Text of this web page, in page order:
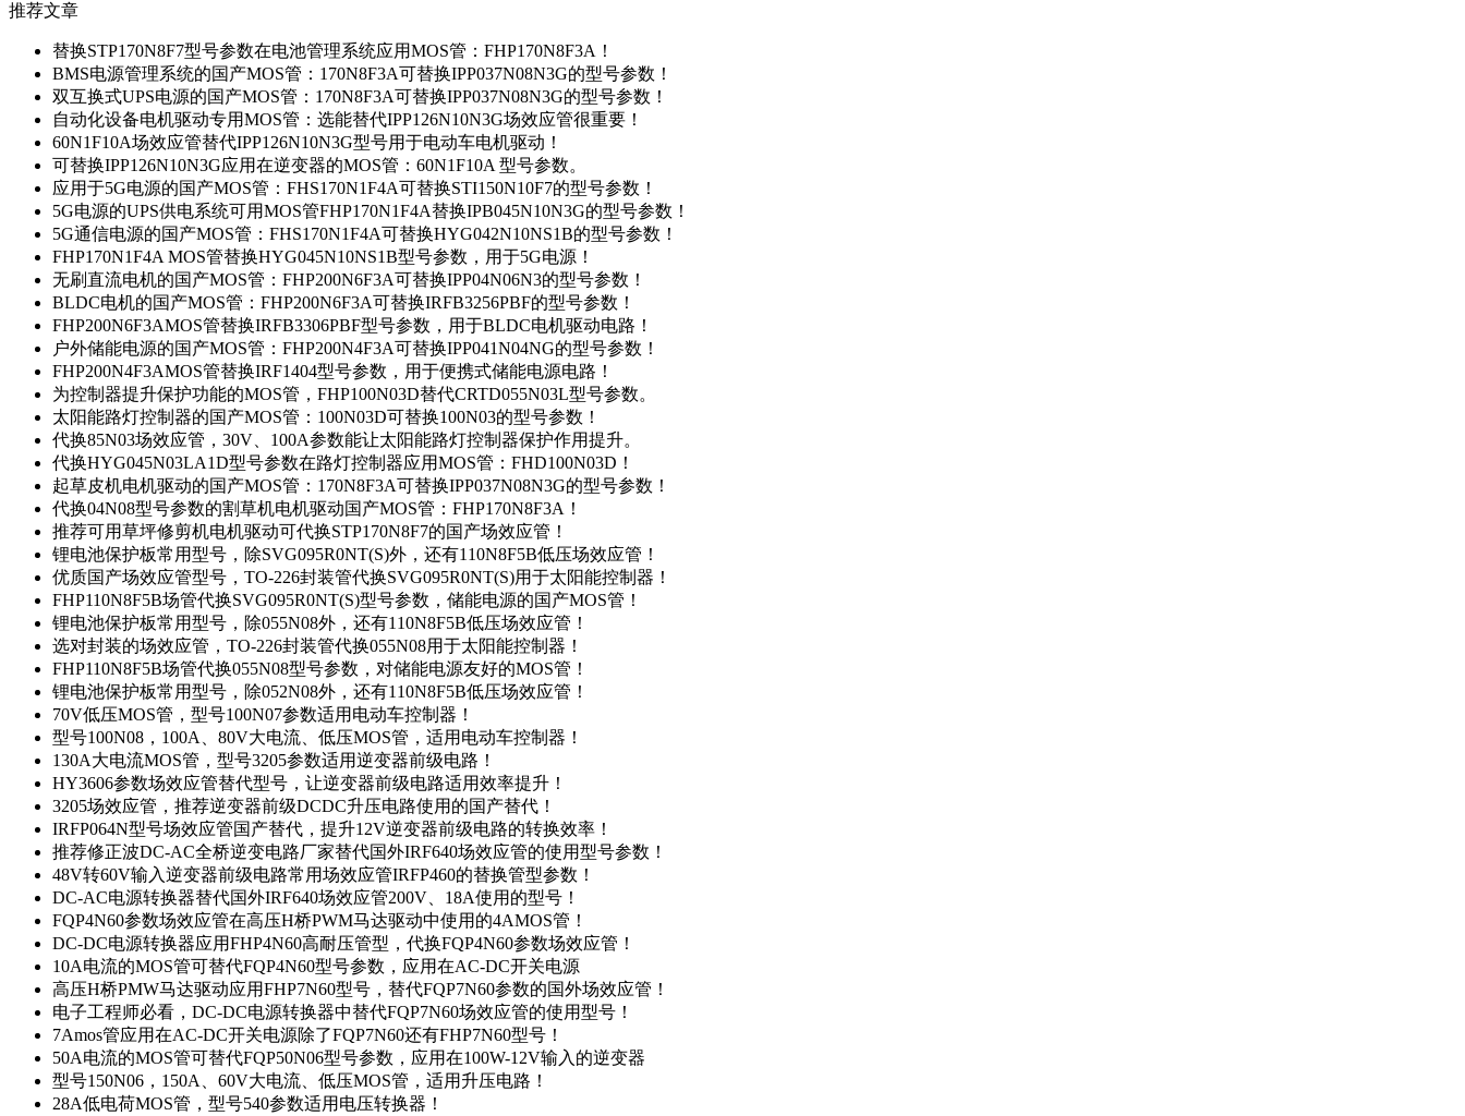
推荐文章
替换STP170N8F7型号参数在电池管理系统应用MOS管：FHP170N8F3A！
BMS电源管理系统的国产MOS管：170N8F3A可替换IPP037N08N3G的型号参数！
双互换式UPS电源的国产MOS管：170N8F3A可替换IPP037N08N3G的型号参数！
自动化设备电机驱动专用MOS管：选能替代IPP126N10N3G场效应管很重要！
60N1F10A场效应管替代IPP126N10N3G型号用于电动车电机驱动！
可替换IPP126N10N3G应用在逆变器的MOS管：60N1F10A 型号参数。
应用于5G电源的国产MOS管：FHS170N1F4A可替换STI150N10F7的型号参数！
5G电源的UPS供电系统可用MOS管FHP170N1F4A替换IPB045N10N3G的型号参数！
5G通信电源的国产MOS管：FHS170N1F4A可替换HYG042N10NS1B的型号参数！
FHP170N1F4A MOS管替换HYG045N10NS1B型号参数，用于5G电源！
无刷直流电机的国产MOS管：FHP200N6F3A可替换IPP04N06N3的型号参数！
BLDC电机的国产MOS管：FHP200N6F3A可替换IRFB3256PBF的型号参数！
FHP200N6F3AMOS管替换IRFB3306PBF型号参数，用于BLDC电机驱动电路！
户外储能电源的国产MOS管：FHP200N4F3A可替换IPP041N04NG的型号参数！
FHP200N4F3AMOS管替换IRF1404型号参数，用于便携式储能电源电路！
为控制器提升保护功能的MOS管，FHP100N03D替代CRTD055N03L型号参数。
太阳能路灯控制器的国产MOS管：100N03D可替换100N03的型号参数！
代换85N03场效应管，30V、100A参数能让太阳能路灯控制器保护作用提升。
代换HYG045N03LA1D型号参数在路灯控制器应用MOS管：FHD100N03D！
起草皮机电机驱动的国产MOS管：170N8F3A可替换IPP037N08N3G的型号参数！
代换04N08型号参数的割草机电机驱动国产MOS管：FHP170N8F3A！
推荐可用草坪修剪机电机驱动可代换STP170N8F7的国产场效应管！
锂电池保护板常用型号，除SVG095R0NT(S)外，还有110N8F5B低压场效应管！
优质国产场效应管型号，TO-226封装管代换SVG095R0NT(S)用于太阳能控制器！
FHP110N8F5B场管代换SVG095R0NT(S)型号参数，储能电源的国产MOS管！
锂电池保护板常用型号，除055N08外，还有110N8F5B低压场效应管！
选对封装的场效应管，TO-226封装管代换055N08用于太阳能控制器！
FHP110N8F5B场管代换055N08型号参数，对储能电源友好的MOS管！
锂电池保护板常用型号，除052N08外，还有110N8F5B低压场效应管！
70V低压MOS管，型号100N07参数适用电动车控制器！
型号100N08，100A、80V大电流、低压MOS管，适用电动车控制器！
130A大电流MOS管，型号3205参数适用逆变器前级电路！
HY3606参数场效应管替代型号，让逆变器前级电路适用效率提升！
3205场效应管，推荐逆变器前级DCDC升压电路使用的国产替代！
IRFP064N型号场效应管国产替代，提升12V逆变器前级电路的转换效率！
推荐修正波DC-AC全桥逆变电路厂家替代国外IRF640场效应管的使用型号参数！
48V转60V输入逆变器前级电路常用场效应管IRFP460的替换管型参数！
DC-AC电源转换器替代国外IRF640场效应管200V、18A使用的型号！
FQP4N60参数场效应管在高压H桥PWM马达驱动中使用的4AMOS管！
DC-DC电源转换器应用FHP4N60高耐压管型，代换FQP4N60参数场效应管！
10A电流的MOS管可替代FQP4N60型号参数，应用在AC-DC开关电源
高压H桥PMW马达驱动应用FHP7N60型号，替代FQP7N60参数的国外场效应管！
电子工程师必看，DC-DC电源转换器中替代FQP7N60场效应管的使用型号！
7Amos管应用在AC-DC开关电源除了FQP7N60还有FHP7N60型号！
50A电流的MOS管可替代FQP50N06型号参数，应用在100W-12V输入的逆变器
型号150N06，150A、60V大电流、低压MOS管，适用升压电路！
28A低电荷MOS管，型号540参数适用电压转换器！